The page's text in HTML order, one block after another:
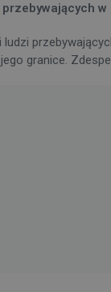
ludzi
granice.